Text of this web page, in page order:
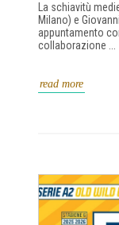
La schiavitù
Milano) e
appuntamento
collaborazione ...
read more